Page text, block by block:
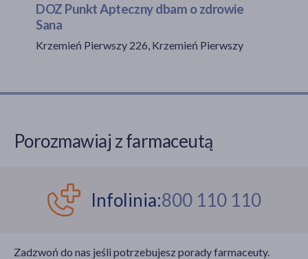
DOZ Punkt Apteczny dbam o zdrowie
Sana
Krzemień Pierwszy 226, Krzemień Pierwszy
Porozmawiaj z farmaceutą
Infolinia:800 110 110
Zadzwoń do nas jeśli potrzebujesz porady farmaceuty.